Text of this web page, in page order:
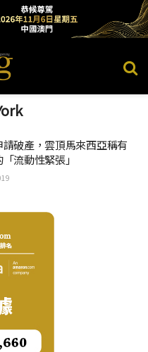
破產，雲頂馬來西亞稱有
流動性緊張」